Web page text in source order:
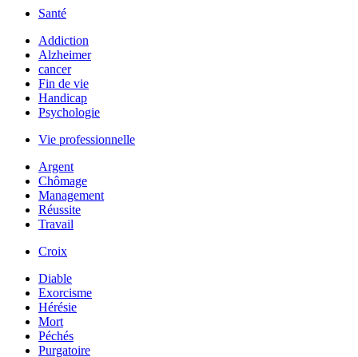
Santé
Addiction
Alzheimer
cancer
Fin de vie
Handicap
Psychologie
Vie professionnelle
Argent
Chômage
Management
Réussite
Travail
Croix
Diable
Exorcisme
Hérésie
Mort
Péchés
Purgatoire